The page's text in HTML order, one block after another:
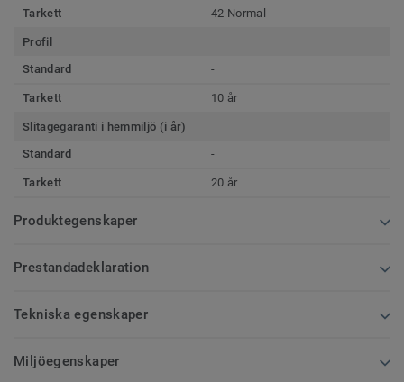
Tarkett 42 Normal
Profil
Standard
-
Tarkett 10 år
Slitagegaranti i hemmiljö (i år)
Standard
-
Tarkett 20 år
Produktegenskaper
Prestandadeklaration
Tekniska egenskaper
Miljöegenskaper